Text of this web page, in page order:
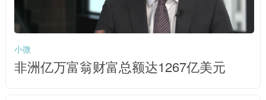
小微
非洲亿万富翁财富总额达1267亿美元